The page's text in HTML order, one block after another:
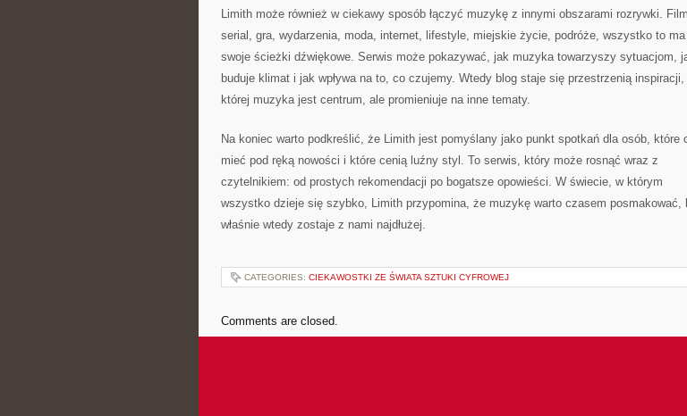
Limith może również w ciekawy sposób łączyć muzykę z innymi obszarami rozrywki.
serial, gra, wydarzenia, moda, internet, lifestyle, miejskie życie, podróże, wszystko to ma
swoje ścieżki dźwiękowe. Serwis może pokazywać, jak muzyka towarzyszy sytuacjom,
buduje klimat i jak wpływa na to, co czujemy. Wtedy blog staje się przestrzenią inspiracji,
której muzyka jest centrum, ale promieniuje na inne tematy.
Na koniec warto podkreślić, że Limith jest pomyślany jako punkt spotkań dla osób, które
mieć pod ręką nowości i które cenią luźny styl. To serwis, który może rosnąć wraz z
czytelnikiem: od prostych rekomendacji po bogatsze opowieści. W świecie, w którym
wszystko dzieje się szybko, Limith przypomina, że muzykę warto czasem posmakować,
właśnie wtedy zostaje z nami najdłużej.
CATEGORIES: CIEKAWOSTKI ZE ŚWIATA SZTUKI CYFROWEJ
Comments are closed.